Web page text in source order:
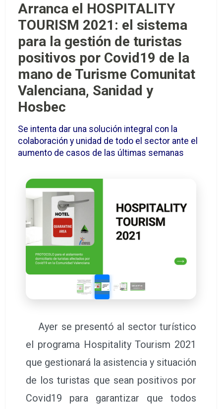
Arranca el HOSPITALITY
TOURISM 2021: el sistema
para la gestión de turistas
positivos por Covid19 de la
mano de Turisme Comunitat
Valenciana, Sanidad y
Hosbec
Se intenta dar una solución integral con la
colaboración y unidad de todo el sector ante el
aumento de casos de las últimas semanas
Ayer se presentó al sector turístico
el programa Hospitality Tourism 2021
que gestionará la asistencia y situación
de los turistas que sean positivos por
Covid19 para garantizar que todos